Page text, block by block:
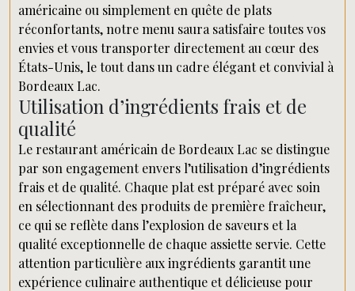
américaine ou simplement en quête de plats
réconfortants, notre menu saura satisfaire toutes vos
envies et vous transporter directement au cœur des
États-Unis, le tout dans un cadre élégant et convivial à
Bordeaux Lac.
Utilisation d’ingrédients frais et de
qualité
Le restaurant américain de Bordeaux Lac se distingue
par son engagement envers l’utilisation d’ingrédients
frais et de qualité. Chaque plat est préparé avec soin
en sélectionnant des produits de première fraîcheur,
ce qui se reflète dans l’explosion de saveurs et la
qualité exceptionnelle de chaque assiette servie. Cette
attention particulière aux ingrédients garantit une
expérience culinaire authentique et délicieuse pour